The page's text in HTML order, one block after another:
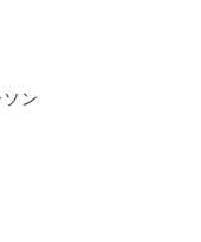
ン